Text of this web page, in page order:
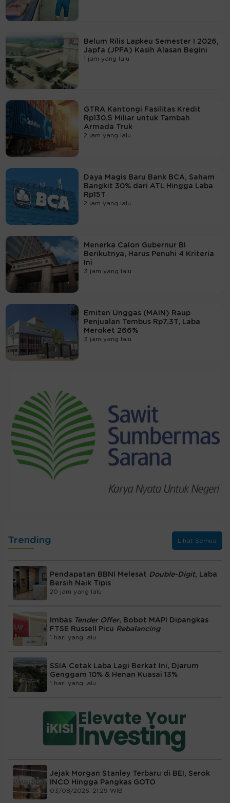
Belum Rilis Lapkeu Semester I 2026,
Japfa (JPFA) Kasih Alasan Begini
1 jam yang lalu
GTRA Kantongi Fasilitas Kredit
Rp130,5 Miliar untuk Tambah
Armada Truk
2 jam yang lalu
Daya Magis Baru Bank BCA, Saham
Bangkit 30% dari ATL Hingga Laba
Rp15T
2 jam yang lalu
Menerka Calon Gubernur BI
Berikutnya, Harus Penuhi 4 Kriteria
Ini
3 jam yang lalu
Emiten Unggas (MAIN) Raup
Penjualan Tembus Rp7,3T, Laba
Meroket 266%
3 jam yang lalu
Trending Lihat Semua
Pendapatan BBNI Melesat Double-Digit, Laba
Bersih Naik Tipis
20 jam yang lalu
Imbas Tender Offer, Bobot MAPI Dipangkas
FTSE Russell Picu Rebalancing
1 hari yang lalu
SSIA Cetak Laba Lagi Berkat Ini, Djarum
Genggam 10% & Henan Kuasai 13%
1 hari yang lalu
Jejak Morgan Stanley Terbaru di BEI, Serok
INCO Hingga Pangkas GOTO
03/08/2026, 21:29 WIB